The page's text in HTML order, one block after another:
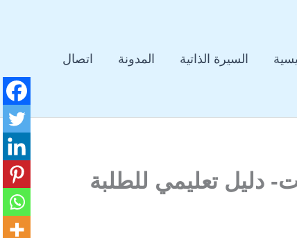
السيرة الذاتية المدونة اتصال
دليل تعليمي للطلبة